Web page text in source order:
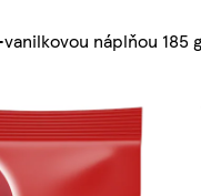
náplňou 185 g